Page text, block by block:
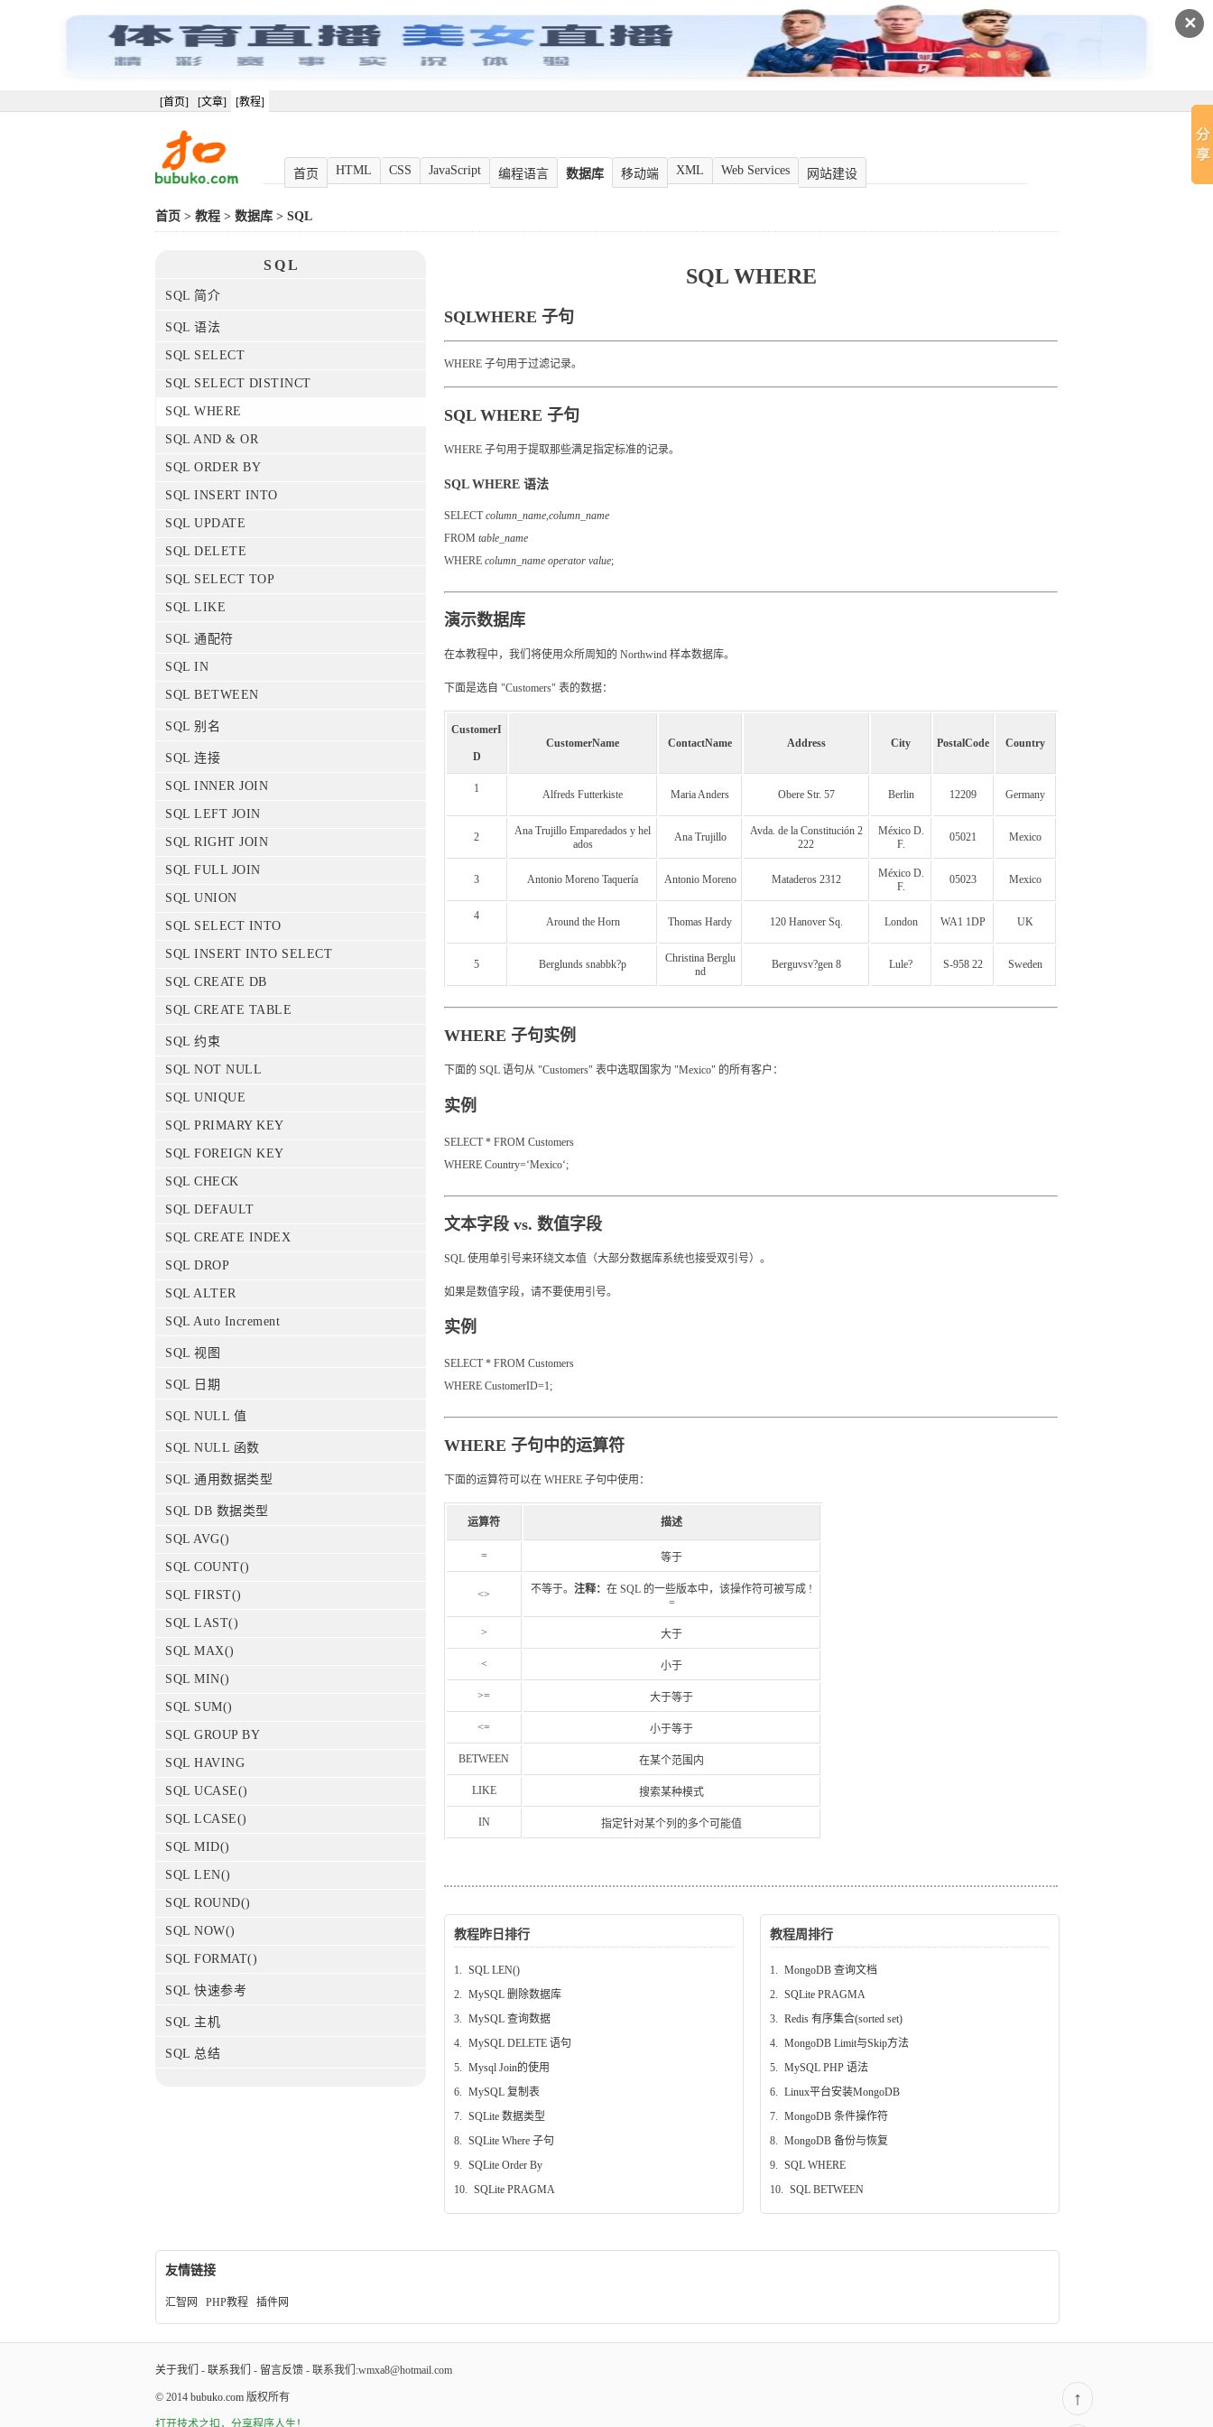
✕
[首页] [文章] [教程]
首页 HTML CSS JavaScript 编程语言 数据库 移动端 XML Web Services 网站建设
首页 > 教程 > 数据库 > SQL
SQL
SQL 简介
SQL 语法
SQL SELECT
SQL SELECT DISTINCT
SQL WHERE
SQL AND & OR
SQL ORDER BY
SQL INSERT INTO
SQL UPDATE
SQL DELETE
SQL SELECT TOP
SQL LIKE
SQL 通配符
SQL IN
SQL BETWEEN
SQL 别名
SQL 连接
SQL INNER JOIN
SQL LEFT JOIN
SQL RIGHT JOIN
SQL FULL JOIN
SQL UNION
SQL SELECT INTO
SQL INSERT INTO SELECT
SQL CREATE DB
SQL CREATE TABLE
SQL 约束
SQL NOT NULL
SQL UNIQUE
SQL PRIMARY KEY
SQL FOREIGN KEY
SQL CHECK
SQL DEFAULT
SQL CREATE INDEX
SQL DROP
SQL ALTER
SQL Auto Increment
SQL 视图
SQL 日期
SQL NULL 值
SQL NULL 函数
SQL 通用数据类型
SQL DB 数据类型
SQL AVG()
SQL COUNT()
SQL FIRST()
SQL LAST()
SQL MAX()
SQL MIN()
SQL SUM()
SQL GROUP BY
SQL HAVING
SQL UCASE()
SQL LCASE()
SQL MID()
SQL LEN()
SQL ROUND()
SQL NOW()
SQL FORMAT()
SQL 快速参考
SQL 主机
SQL 总结
SQL WHERE
SQLWHERE 子句
WHERE 子句用于过滤记录。
SQL WHERE 子句
WHERE 子句用于提取那些满足指定标准的记录。
SQL WHERE 语法
SELECTcolumn_name,column_name
FROM table_name
WHERE column_name operator value;
演示数据库
在本教程中，我们将使用众所周知的 Northwind 样本数据库。
下面是选自 "Customers" 表的数据：
CustomerI
D
CustomerName ContactName Address City PostalCode Country
1 Alfreds Futterkiste Maria Anders Obere Str. 57 Berlin 12209 Germany
2
Ana Trujillo Emparedados y hel
ados
Ana Trujillo
Avda. de la Constitución 2
222
México D.
F.
05021 Mexico
3 Antonio Moreno Taquería Antonio Moreno Mataderos 2312
México D.
F.
05023 Mexico
4 Around the Horn Thomas Hardy 120 Hanover Sq. London WA1 1DP UK
5 Berglunds snabbk?p
Christina Berglu
nd
Berguvsv?gen 8 Lule? S-958 22 Sweden
WHERE 子句实例
下面的 SQL 语句从 "Customers" 表中选取国家为 "Mexico" 的所有客户：
实例
SELECT * FROM Customers
WHERE Country=‘Mexico‘;
文本字段 vs. 数值字段
SQL 使用单引号来环绕文本值（大部分数据库系统也接受双引号）。
如果是数值字段，请不要使用引号。
实例
SELECT * FROM Customers
WHERE CustomerID=1;
WHERE 子句中的运算符
下面的运算符可以在 WHERE 子句中使用：
运算符 描述
= 等于
<> 不等于。 注释： 在 SQL 的一些版本中，该操作符可被写成 !
=
> 大于
< 小于
>= 大于等于
<= 小于等于
BETWEEN 在某个范围内
LIKE 搜索某种模式
IN 指定针对某个列的多个可能值
教程昨日排行
1. SQL LEN()
2. MySQL 删除数据库
3. MySQL 查询数据
4. MySQL DELETE 语句
5. Mysql Join的使用
6. MySQL 复制表
7. SQLite 数据类型
8. SQLite Where 子句
9. SQLite Order By
10. SQLite PRAGMA
教程周排行
1. MongoDB 查询文档
2. SQLite PRAGMA
3. Redis 有序集合(sorted set)
4. MongoDB Limit与Skip方法
5. MySQL PHP 语法
6. Linux平台安装MongoDB
7. MongoDB 条件操作符
8. MongoDB 备份与恢复
9. SQL WHERE
10. SQL BETWEEN
友情链接
汇智网 PHP教程 插件网
关于我们 - 联系我们 - 留言反馈 - 联系我们:wmxa8@hotmail.com
© 2014 bubuko.com 版权所有 ↑